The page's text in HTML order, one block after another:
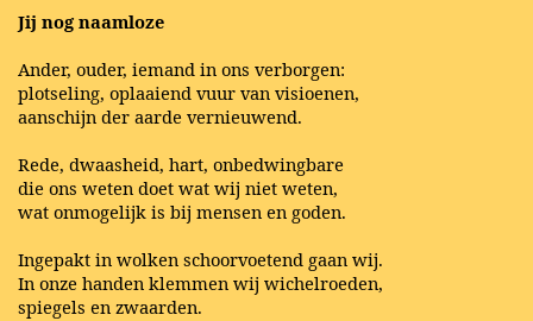
Jij nog naamloze
Ander, ouder, iemand in ons verborgen:
plotseling, oplaaiend vuur van visioenen,
aanschijn der aarde vernieuwend.
Rede, dwaasheid, hart, onbedwingbare
die ons weten doet wat wij niet weten,
wat onmogelijk is bij mensen en goden.
Ingepakt in wolken schoorvoetend gaan wij.
In onze handen klemmen wij wichelroeden,
spiegels en zwaarden.